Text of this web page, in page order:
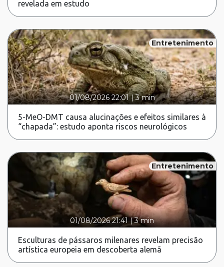
revelada em estudo
Entretenimento
01/08/2026 22:01|3 min
5-MeO-DMT causa alucinações e efeitos similares à
“chapada”: estudo aponta riscos neurológicos
Entretenimento
01/08/2026 21:41 |3 min
Esculturas de pássaros milenares revelam precisão
artística europeia em descoberta alemã